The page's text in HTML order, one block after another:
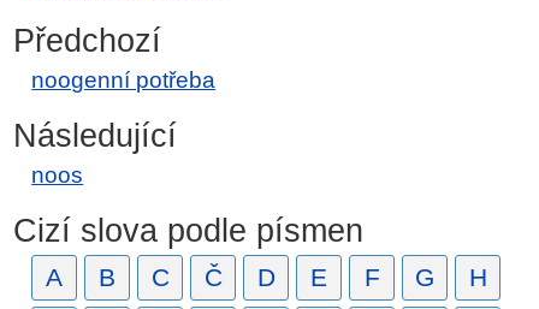
Předchozí
noogenní potřeba
Následující
noos
Cizí slova podle písmen
A B C Č D E F G H